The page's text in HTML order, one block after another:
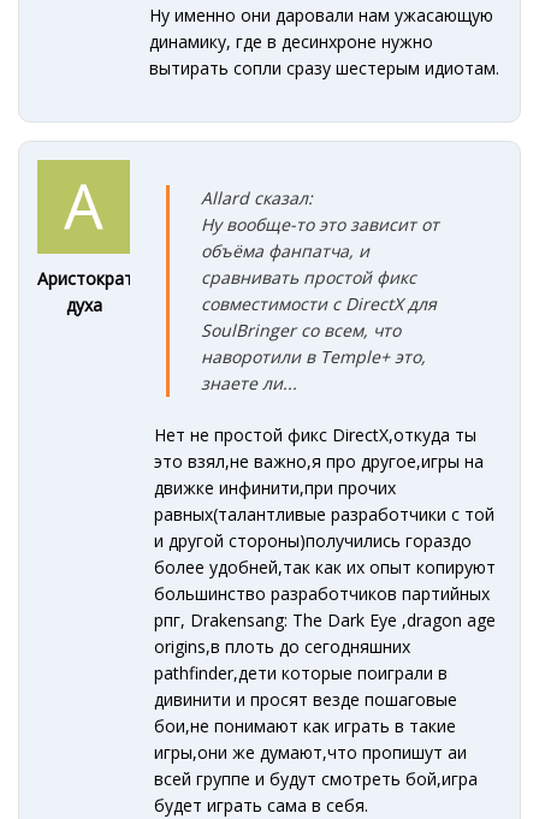
Ну именно они даровали нам ужасающую
динамику, где в десинхроне нужно
вытирать сопли сразу шестерым идиотам.
Аристократ
духа
Allard сказал:
Ну вообще-то это зависит от
объёма фанпатча, и
сравнивать простой фикс
совместимости с DirectX для
SoulBringer со всем, что
наворотили в Temple+ это,
знаете ли...
Нет не простой фикс DirectX,откуда ты
это взял,не важно,я про другое,игры на
движке инфинити,при прочих
равных(талантливые разработчики с той
и другой стороны)получились гораздо
более удобней,так как их опыт копируют
большинство разработчиков партийных
рпг, Drakensang: The Dark Eye ,dragon age
origins,в плоть до сегодняшних
pathfinder,дети которые поиграли в
дивинити и просят везде пошаговые
бои,не понимают как играть в такие
игры,они же думают,что пропишут аи
всей группе и будут смотреть бой,игра
будет играть сама в себя.